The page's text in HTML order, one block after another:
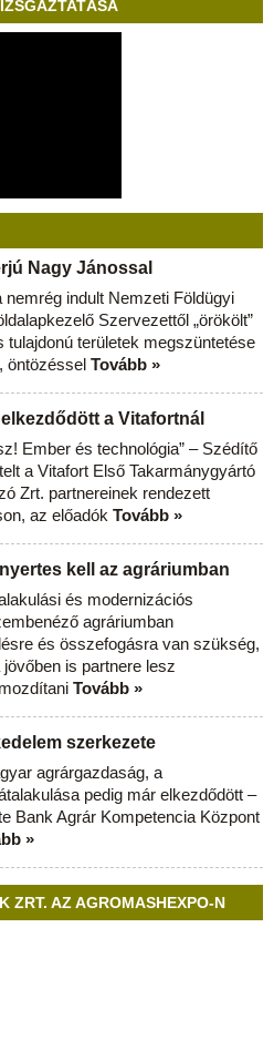
Nagy Jánossal
nemrég indult Nemzeti Földügyi
Szervezettől „örökölt”
területek megszüntetése
öntözéssel Tovább »
a Vitafortnál
Ember és technológia” – Szédítő
a Vitafort Első Takarmánygyártó
Zrt. partnereinek rendezett
az előadók Tovább »
kell az agráriumban
és modernizációs
agráriumban
és összefogásra van szükség,
is partnere lesz
Tovább »
szerkezete
agrárgazdaság, a
pedig már elkezdődött –
Bank Agrár Kompetencia Központ
»
ZRT. AZ AGROMASHEXPO-N